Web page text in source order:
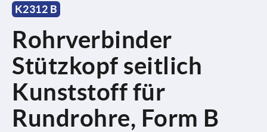
K2312 B
Rohrverbinder
Stützkopf seitlich
Kunststoff für
Rundrohre, Form B